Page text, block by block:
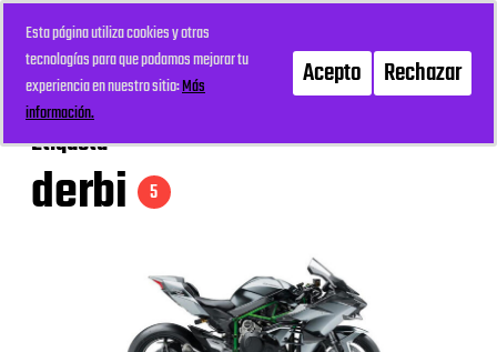
mi recreo Menú
Etiqueta
derbi 5
Esta página utiliza cookies y otras
tecnologías para que podamos mejorar tu
experiencia en nuestro sitio:Más
información.
Acepto Rechazar